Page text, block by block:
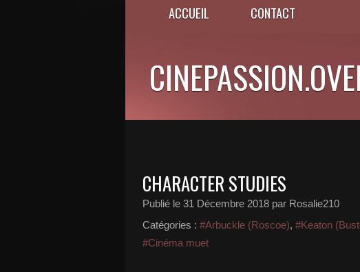
ACCUEIL CONTACT
CHARACTER STUDIES
Publié le 31 Décembre 2018 par Rosalie210
Catégories : #Arbuckle (Roscoe), #Keaton
#Cinéma muet